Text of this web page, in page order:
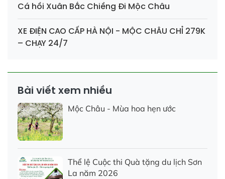
Cá hồi Xuân Bắc Chiềng Đi Mộc Châu
XE ĐIỆN CAO CẤP HÀ NỘI - MỘC CHÂU CHỈ 279K
– CHẠY 24/7
Bài viết xem nhiều
Mộc Châu - Mùa hoa hẹn ước
Thể lệ Cuộc thi Quà tặng du lịch Sơn
La năm 2026